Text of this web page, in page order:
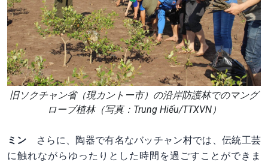
旧ソクチャン省（現カントー市）の沿岸防護林でのマング
ローブ植林（写真：Trung Hiếu/TTXVN）
ミン
さらに、陶器で有名なバッチャン村では、伝統工芸
に触れながらゆったりとした時間を過ごすことができま